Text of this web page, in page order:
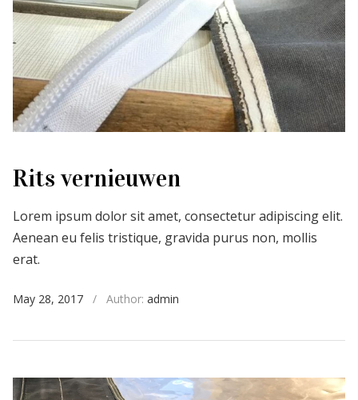
Rits vernieuwen
Lorem ipsum dolor sit amet, consectetur adipiscing elit.
Aenean eu felis tristique, gravida purus non, mollis
erat.
May 28, 2017 / Author: admin